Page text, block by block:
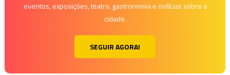
eventos, exposições, teatro, gastronomia e notícias sobre a
cidade.
SEGUIR AGORA!